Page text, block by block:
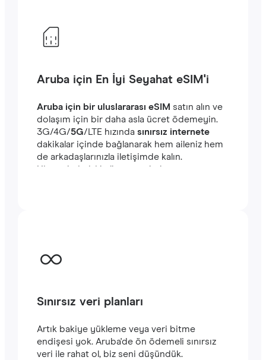
Aruba için En İyi Seyahat eSIM'i
Aruba için bir uluslararası eSIM satın alın ve
dolaşım için bir daha asla ücret ödemeyin.
‎3G/4G/5G/LTE hızında sınırsız internete
dakikalar içinde bağlanarak hem aileniz hem
de arkadaşlarınızla iletişimde kalın.
Hizmetlerimizi kullanmaya kolayca
Sınırsız veri planları
Artık bakiye yükleme veya veri bitme
endişesi yok. Aruba'de ön ödemeli sınırsız
veri ile rahat ol, biz seni düşündük.